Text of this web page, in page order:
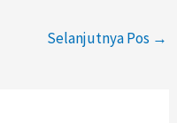
Selanjutnya Pos →